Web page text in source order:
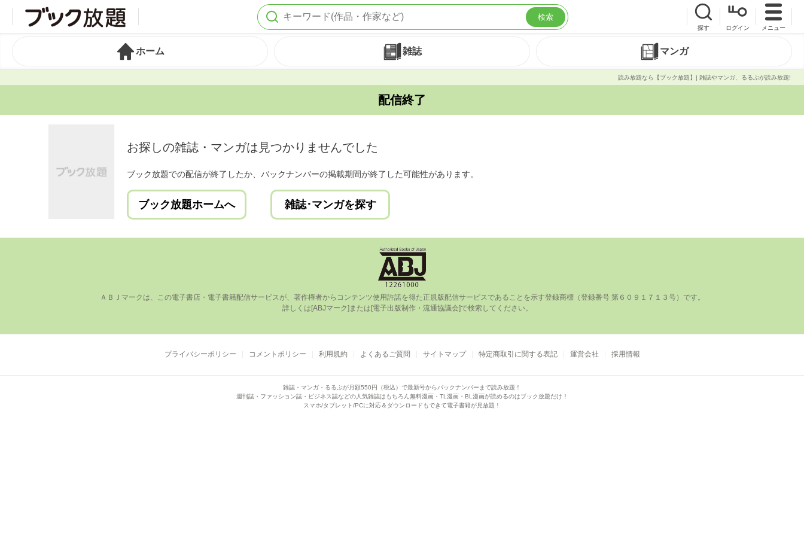
検索
探す ログイン メニュー
ホーム 雑誌 マンガ
読み放題なら【ブック放題】| 雑誌やマンガ、るるぶが読み放題!
配信終了
お探しの雑誌・マンガは見つかりませんでした
ブック放題での配信が終了したか、バックナンバーの掲載期間が終了した可能性があります。
ブック放題ホームへ 雑誌･マンガを探す
ＡＢＪマークは、この電⼦書店・電⼦書籍配信サービスが、著作権者からコンテンツ使⽤許諾を得た正規版配信サービスであることを⽰す登録商標（登録番号 第６０９１７１３号）です。
プライバシーポリシー コメントポリシー 利用規約 よくあるご質問 サイトマップ 特定商取引に関する表記 運営会社 採用情報
雑誌・マンガ・るるぶが月額550円（税込）で最新号からバックナンバーまで読み放題！
週刊誌・ファッション誌・ビジネス誌などの人気雑誌はもちろん 無料漫画・TL漫画・BL漫画が読めるのはブック放題だけ！
スマホ/タブレット/PCに対応＆ダウンロードもできて電子書籍が見放題！